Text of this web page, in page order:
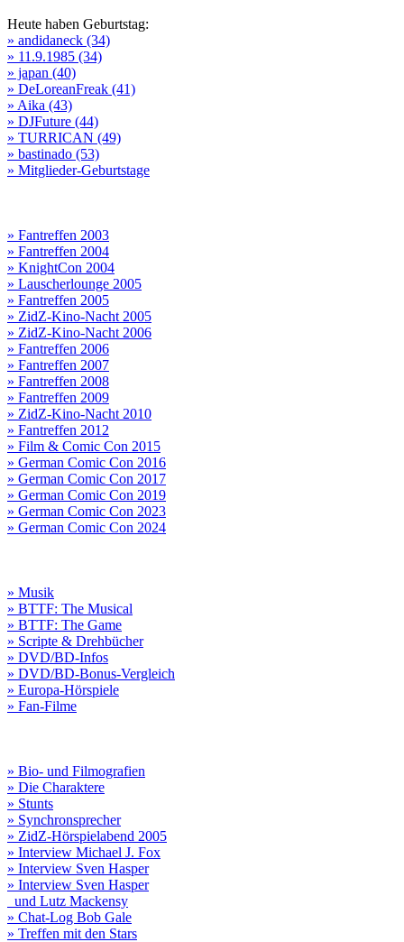
Heute haben Geburtstag:
» andidaneck (34)
» 11.9.1985 (34)
» japan (40)
» DeLoreanFreak (41)
» Aika (43)
» DJFuture (44)
» TURRICAN (49)
» bastinado (53)
» Mitglieder-Geburtstage
» Fantreffen 2003
» Fantreffen 2004
» KnightCon 2004
» Lauscherlounge 2005
» Fantreffen 2005
» ZidZ-Kino-Nacht 2005
» ZidZ-Kino-Nacht 2006
» Fantreffen 2006
» Fantreffen 2007
» Fantreffen 2008
» Fantreffen 2009
» ZidZ-Kino-Nacht 2010
» Fantreffen 2012
» Film & Comic Con 2015
» German Comic Con 2016
» German Comic Con 2017
» German Comic Con 2019
» German Comic Con 2023
» German Comic Con 2024
» Musik
» BTTF: The Musical
» BTTF: The Game
» Scripte & Drehbücher
» DVD/BD-Infos
» DVD/BD-Bonus-Vergleich
» Europa-Hörspiele
» Fan-Filme
» Bio- und Filmografien
» Die Charaktere
» Stunts
» Synchronsprecher
» ZidZ-Hörspielabend 2005
» Interview Michael J. Fox
» Interview Sven Hasper
» Interview Sven Hasper
und Lutz Mackensy
» Chat-Log Bob Gale
» Treffen mit den Stars